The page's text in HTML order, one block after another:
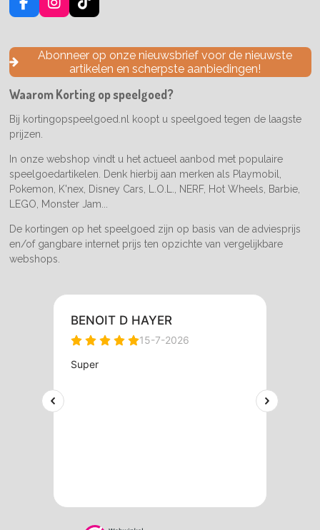
F
a
e
o
k
I
n
t
a
g
a
m
T
i
T
o
k
Abonneer op onze nieuwsbrief voor de nieuwste
artikelen en scherpste aanbiedingen!
Waarom Korting op speelgoed?
Bij kortingopspeelgoed.nl koopt u speelgoed tegen de laagste
prijzen.
In onze webshop vindt u het actueel aanbod met populaire
speelgoedartikelen. Denk hierbij aan merken als Playmobil,
Pokemon, K'nex, Disney Cars, L.O.L., NERF, Hot Wheels, Barbie,
LEGO, Monster Jam...
De kortingen op het speelgoed zijn op basis van de adviesprijs
en/of gangbare internet prijs ten opzichte van vergelijkbare
webshops.